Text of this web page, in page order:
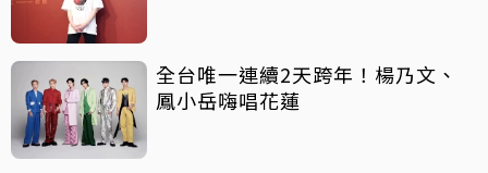
全台唯一連續2天跨年！楊乃文、
鳳小岳嗨唱花蓮